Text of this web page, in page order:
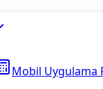
Mobil Uygulama